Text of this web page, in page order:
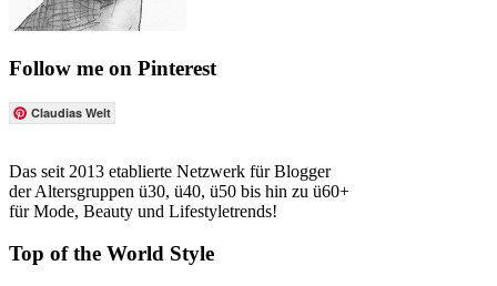
Follow me on Pinterest
Claudias Welt
Das seit 2013 etablierte Netzwerk für Blogger
der Altersgruppen ü30, ü40, ü50 bis hin zu ü60+
für Mode, Beauty und Lifestyletrends!
Top of the World Style